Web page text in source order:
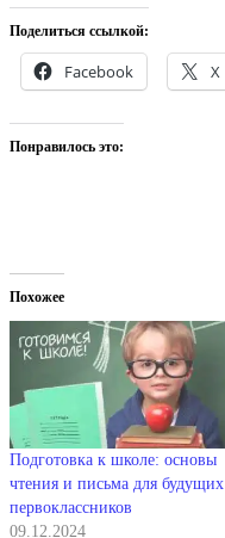
Поделиться ссылкой:
Facebook X
Понравилось это:
Похожее
Подготовка к школе: основы
чтения и письма для будущих
первоклассников
09.12.2024